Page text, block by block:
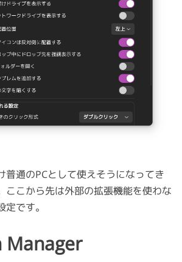
普通のPCとして使えそうになってき
ここから先は外部の拡張機能を使わな
定です。
Manager